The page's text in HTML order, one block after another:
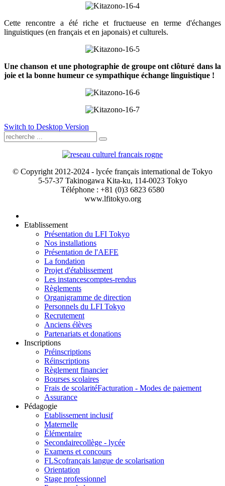
Cette rencontre a été riche et fructueuse en terme d'échanges
linguistiques (en français et en japonais) et culturels.
Une chanson et une photographie de groupe ont clôturé dans la
joie et la bonne humeur ce sympathique échange linguistique !
Switch to Desktop Version
© Copyright 2012-2024 - lycée français international de Tokyo
5-57-37 Takinogawa Kita-ku, 114-0023 Tokyo
Téléphone : +81 (0)3 6823 6580
www.lfitokyo.org
Etablissement
Présentation du LFI Tokyo
Nos installations
Présentation de l'AEFE
La fondation
Projet d'établissement
Les instancescomptes-rendus
Règlements
Organigramme de direction
Personnels du LFI Tokyo
Recrutement
Anciens élèves
Partenariats et donations
Inscriptions
Préinscriptions
Réinscriptions
Règlement financier
Bourses scolaires
Frais de scolaritéFacturation - Modes de paiement
Assurance
Pédagogie
Etablissement inclusif
Maternelle
Élémentaire
Secondairecollège - lycée
Examens et concours
FLScofrançais langue de scolarisation
Orientation
Stage professionnel